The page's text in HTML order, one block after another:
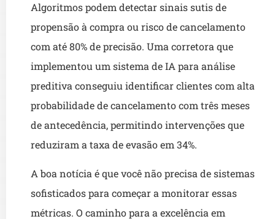
Algoritmos podem detectar sinais sutis de
propensão à compra ou risco de cancelamento
com até 80% de precisão. Uma corretora que
implementou um sistema de IA para análise
preditiva conseguiu identificar clientes com alta
probabilidade de cancelamento com três meses
de antecedência, permitindo intervenções que
reduziram a taxa de evasão em 34%.
A boa notícia é que você não precisa de sistemas
sofisticados para começar a monitorar essas
métricas. O caminho para a excelência em